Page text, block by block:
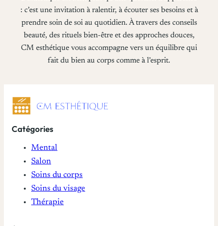
: c’est une invitation à ralentir, à écouter ses besoins et à
prendre soin de soi au quotidien. À travers des conseils
beauté, des rituels bien-être et des approches douces,
CM esthétique vous accompagne vers un équilibre qui
fait du bien au corps comme à l’esprit.
Catégories
Mental
Salon
Soins du corps
Soins du visage
Thérapie